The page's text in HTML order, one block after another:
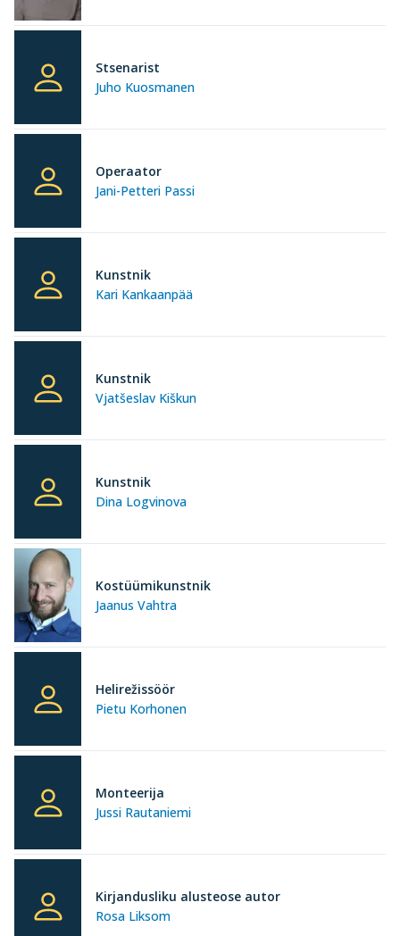
Juho Kuosmanen
Stsenarist
Jani-Petteri Passi
Operaator
Kari Kankaanpää
Kunstnik
Vjatšeslav Kiškun
Kunstnik
Dina Logvinova
Kunstnik
Jaanus Vahtra
Kostüümikunstnik
Pietu Korhonen
Helirežissöör
Jussi Rautaniemi
Monteerija
Rosa Liksom
Kirjandusliku alusteose autor